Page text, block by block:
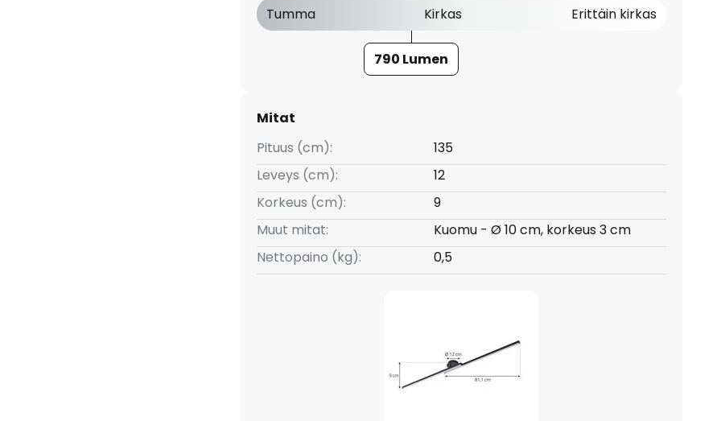
Tumma
Kirkas Erittäin kirkas
790 Lumen
Mitat
Pituus (cm):
135
Leveys (cm):
12
Korkeus (cm):
9
Muut mitat:
Kuomu - Ø 10 cm, korkeus 3 cm
Nettopaino (kg):
0,5